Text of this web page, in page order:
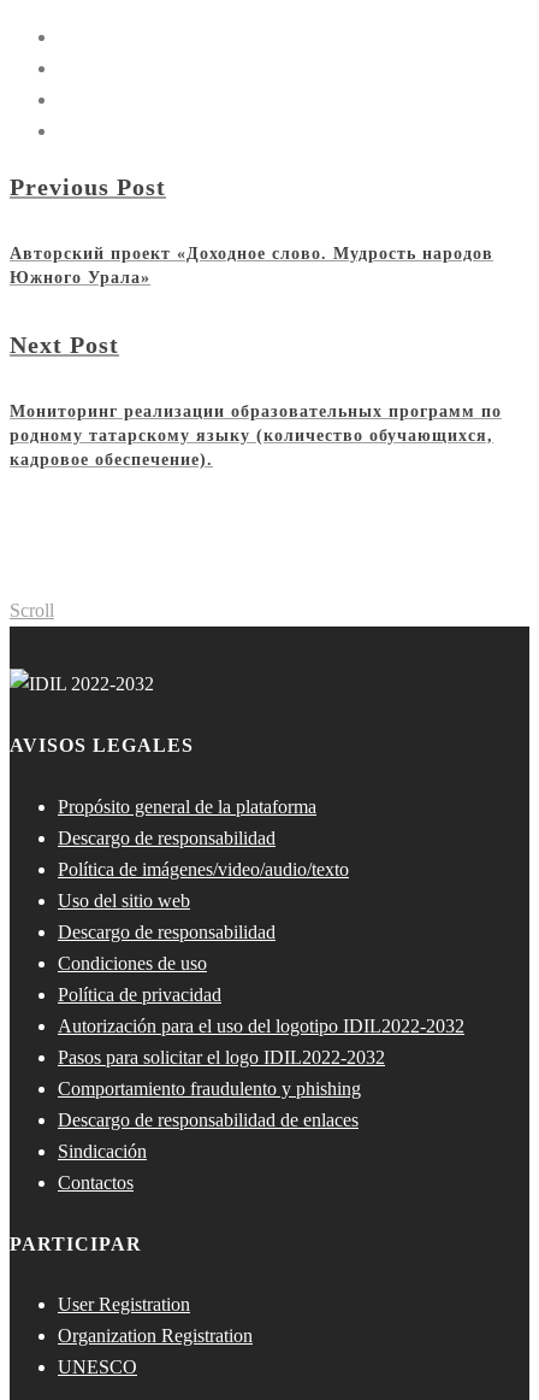
Previous Post
Авторский проект «Доходное слово. Мудрость народов
Южного Урала»
Next Post
Мониторинг реализации образовательных программ по
родному татарскому языку (количество обучающихся,
кадровое обеспечение).
Scroll
AVISOS LEGALES
Propósito general de la plataforma
Descargo de responsabilidad
Política de imágenes/video/audio/texto
Uso del sitio web
Descargo de responsabilidad
Condiciones de uso
Política de privacidad
Autorización para el uso del logotipo IDIL2022-2032
Pasos para solicitar el logo IDIL2022-2032
Comportamiento fraudulento y phishing
Descargo de responsabilidad de enlaces
Sindicación
Contactos
PARTICIPAR
User Registration
Organization Registration
UNESCO